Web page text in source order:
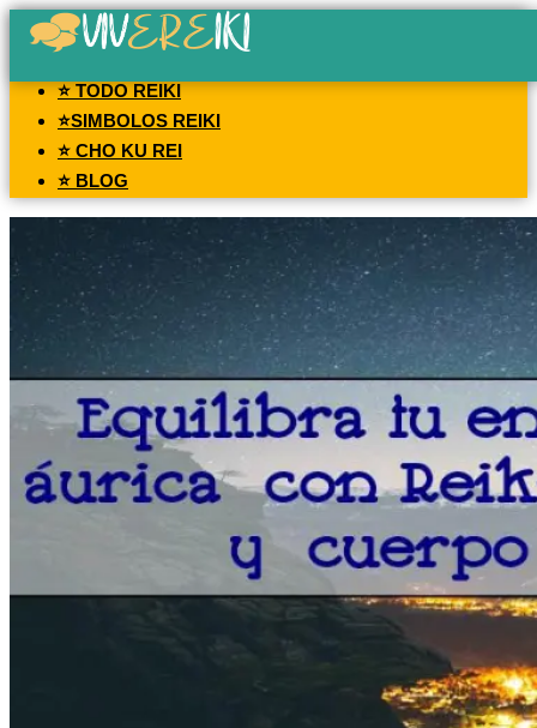
⭐ TODO REIKI
⭐SIMBOLOS REIKI
⭐ CHO KU REI
⭐ BLOG